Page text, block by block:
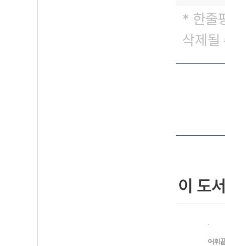
* 한줄
삭제될
이 도
어휘